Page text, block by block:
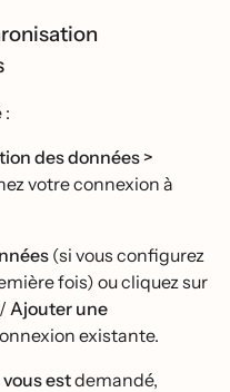
:
des données >
votre connexion à
(si vous configurez
fois) ou cliquez sur
/ Ajouter une
existante.
estdemandé,